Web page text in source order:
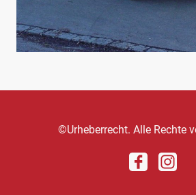
©Urheberrecht. Alle Rechte